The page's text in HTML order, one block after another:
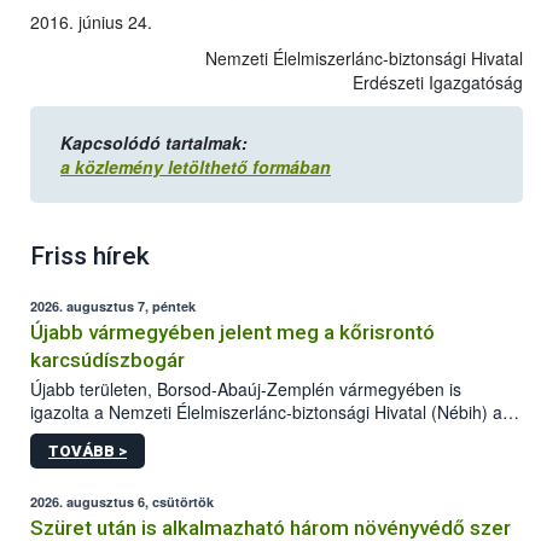
2016. június 24.
Nemzeti Élelmiszerlánc-biztonsági Hivatal
Erdészeti Igazgatóság
Kapcsolódó tartalmak:
a közlemény letölthető formában
Friss hírek
2026. augusztus 7, péntek
Újabb vármegyében jelent meg a kőrisrontó
karcsúdíszbogár
Újabb területen, Borsod-Abaúj-Zemplén vármegyében is
igazolta a Nemzeti Élelmiszerlánc-biztonsági Hivatal (Nébih) a
kőrisrontó karcsúdíszbogár (Agrilus planipennis) jelenlétét. A
kártevőt nem csak színcsapdában találták meg, de már fertőzött
az intenzív felderítést, emellett az intézkedéseket a szlovák
hatósággal is összehangolják a terjedés megállítása érdekében.
TOVÁBB >
2026. augusztus 6, csütörtök
Szüret után is alkalmazható három növényvédő szer